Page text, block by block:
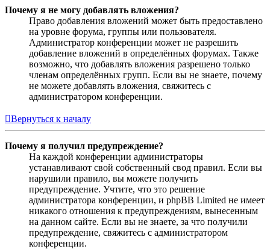
Почему я не могу добавлять вложения?
Право добавления вложений может быть предоставлено
на уровне форума, группы или пользователя.
Администратор конференции может не разрешить
добавление вложений в определённых форумах. Также
возможно, что добавлять вложения разрешено только
членам определённых групп. Если вы не знаете, почему
не можете добавлять вложения, свяжитесь с
администратором конференции.
Вернуться к началу
Почему я получил предупреждение?
На каждой конференции администраторы
устанавливают свой собственный свод правил. Если вы
нарушили правило, вы можете получить
предупреждение. Учтите, что это решение
администратора конференции, и phpBB Limited не имеет
никакого отношения к предупреждениям, вынесенным
на данном сайте. Если вы не знаете, за что получили
предупреждение, свяжитесь с администратором
конференции.